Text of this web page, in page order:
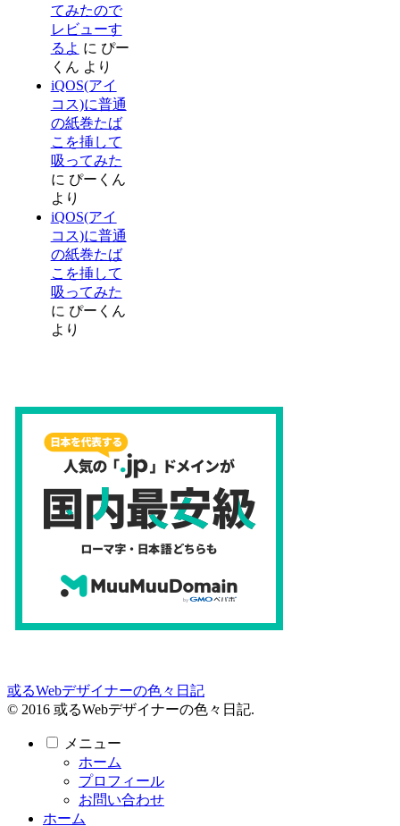
てみたので
レビューす
るよ に ぴー
くん より
iQOS(アイ
コス)に普通
の紙巻たば
こを挿して
吸ってみた
に ぴーくん
より
iQOS(アイ
コス)に普通
の紙巻たば
こを挿して
吸ってみた
に ぴーくん
より
或るWebデザイナーの色々日記
© 2016 或るWebデザイナーの色々日記.
メニュー
ホーム
プロフィール
お問い合わせ
ホーム